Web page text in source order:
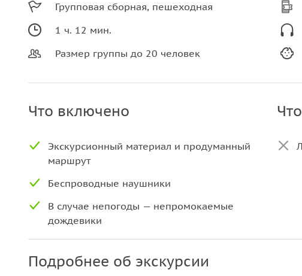
Групповая сборная, пешеходная
1 ч. 12 мин.
Размер группы до 20 человек
Что включено
Экскурсионный материал и продуманный
маршрут
Беспроводные наушники
В случае непогоды — непромокаемые
дождевики
Подробнее об экскурсии